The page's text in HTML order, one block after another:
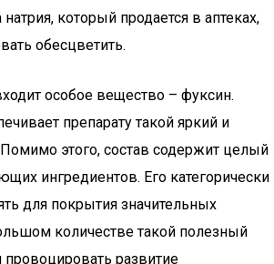
который продается в аптеках,
обесцветить.
особое вещество – фуксин.
препарату такой яркий и
этого, состав содержит целый
ингредиентов. Его категорически
для покрытия значительных
количестве такой полезный
развитие